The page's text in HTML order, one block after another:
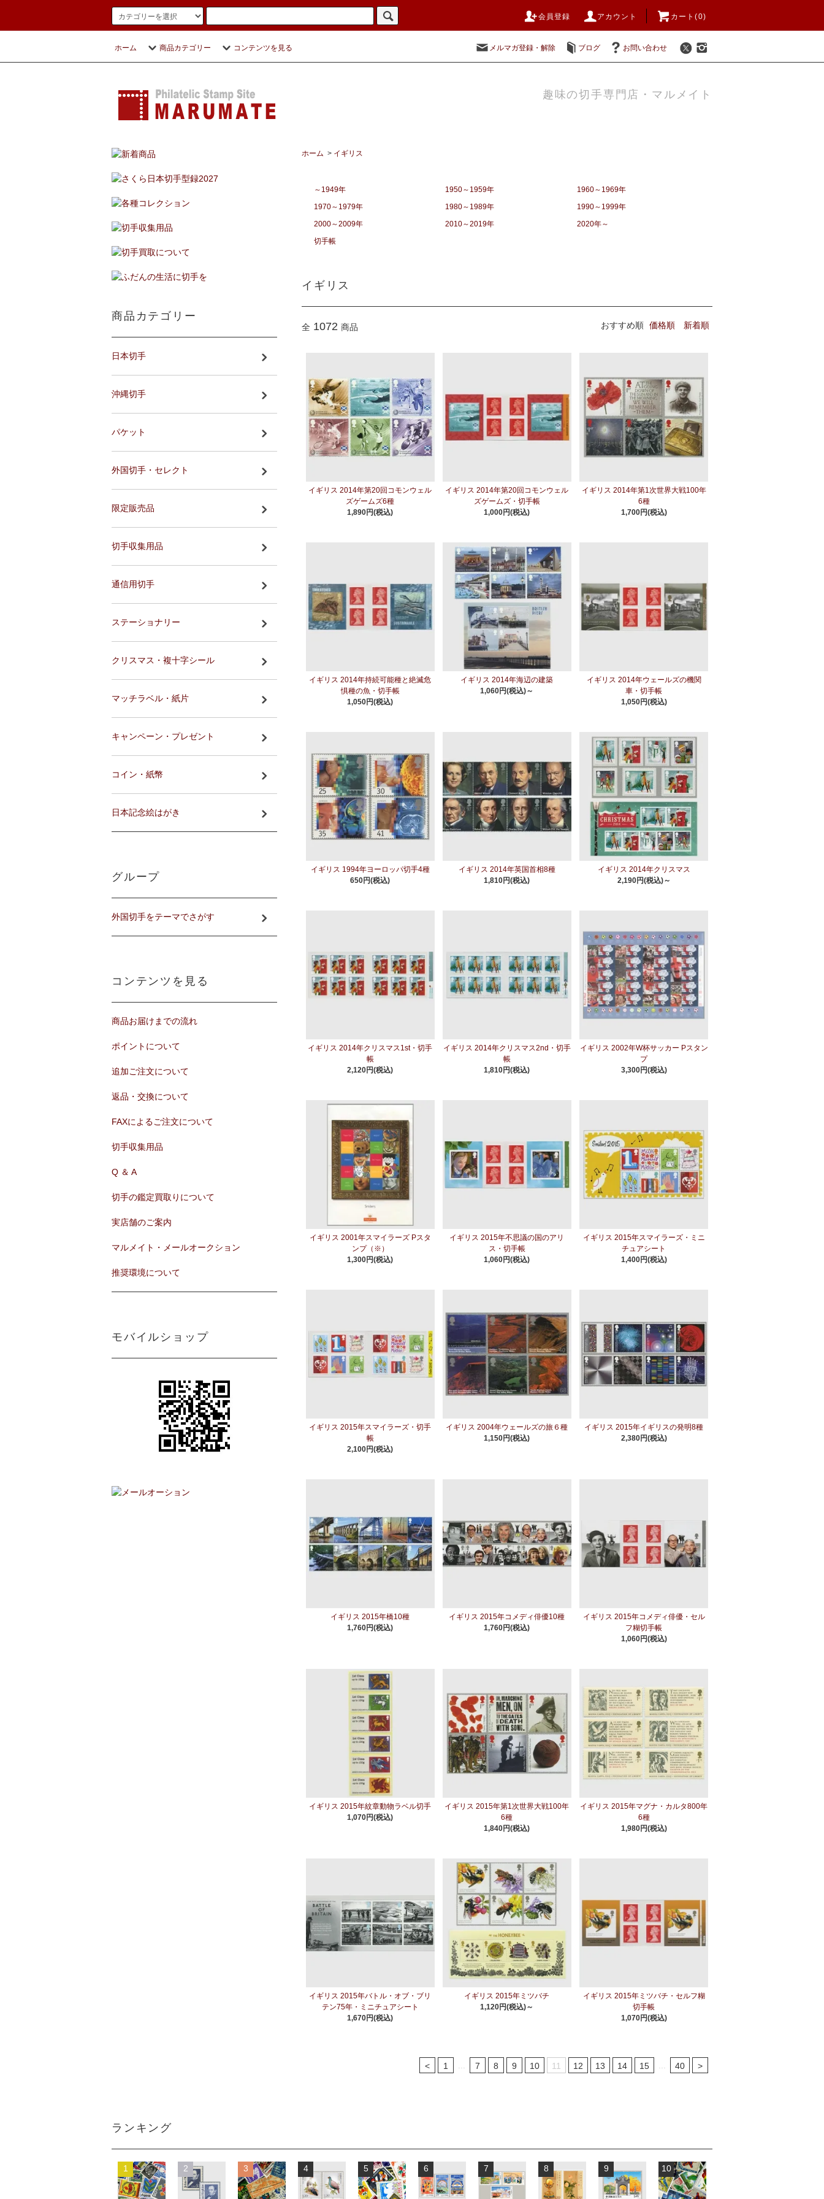
会員登録 アカウント カート(0)
ホーム 商品カテゴリー コンテンツを見る メルマガ登録・解除 ブログ お問い合わせ
趣味の切手専門店・マルメイト
ホーム > イギリス
～1949年 1950～1959年
1960～1969年
1970～1979年
1980～1989年
1990～1999年
2000～2009年
2010～2019年
2020年～
切手帳
イギリス
全 1072 商品 おすすめ順 価格順 新着順
イギリス 2014年第20回コモンウェル
ズゲームズ6種
1,890円(税込)
イギリス 2014年第20回コモンウェル
ズゲームズ・切手帳
1,000円(税込)
イギリス 2014年第1次世界大戦100年
6種
1,700円(税込)
イギリス 2014年持続可能種と絶滅危
惧種の魚・切手帳
1,050円(税込)
イギリス 2014年海辺の建築
1,060円(税込)～
イギリス 2014年ウェールズの機関
車・切手帳
1,050円(税込)
イギリス 1994年ヨーロッパ切手4種
650円(税込)
イギリス 2014年英国首相8種
1,810円(税込)
イギリス 2014年クリスマス
2,190円(税込)～
イギリス 2014年クリスマス1st・切手
帳
2,120円(税込)
イギリス 2014年クリスマス2nd・切手
帳
1,810円(税込)
イギリス 2002年W杯サッカー Pスタン
プ
3,300円(税込)
イギリス 2001年スマイラーズ Pスタ
ンプ（※）
1,300円(税込)
イギリス 2015年不思議の国のアリ
ス・切手帳
1,060円(税込)
イギリス 2015年スマイラーズ・ミニ
チュアシート
1,400円(税込)
イギリス 2015年スマイラーズ・切手
帳
2,100円(税込)
イギリス 2004年ウェールズの旅６種
1,150円(税込)
イギリス 2015年イギリスの発明8種
2,380円(税込)
イギリス 2015年橋10種
1,760円(税込)
イギリス 2015年コメディ俳優10種
1,760円(税込)
イギリス 2015年コメディ俳優・セル
フ糊切手帳
1,060円(税込)
イギリス 2015年紋章動物ラベル切手
1,070円(税込)
イギリス 2015年第1次世界大戦100年
6種
1,840円(税込)
イギリス 2015年マグナ・カルタ800年
6種
1,980円(税込)
イギリス 2015年バトル・オブ・ブリ
テン75年・ミニチュアシート
1,670円(税込)
イギリス 2015年ミツバチ
1,120円(税込)～
イギリス 2015年ミツバチ・セルフ糊
切手帳
1,070円(税込)
< 1 7 8 9 10 11 12 13 14 15 40 >
商品カテゴリー
日本切手
沖縄切手
パケット
外国切手・セレクト
限定販売品
切手収集用品
通信用切手
ステーショナリー
クリスマス・複十字シール
マッチラベル・紙片
キャンペーン・プレゼント
コイン・紙幣
日本記念絵はがき
グループ
外国切手をテーマでさがす
コンテンツを見る
商品お届けまでの流れ
ポイントについて
追加ご注文について
返品・交換について
FAXによるご注文について
切手収集用品
Q ＆ A
切手の鑑定買取りについて
実店舗のご案内
マルメイト・メールオークション
推奨環境について
モバイルショップ
ランキング
1 2 3 4 5 6 7 8 9 10